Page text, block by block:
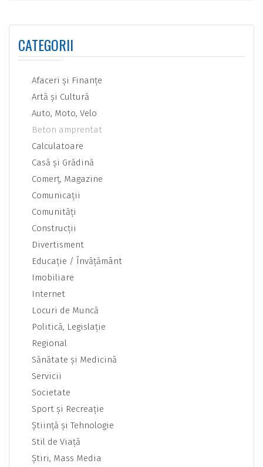
CATEGORII
Afaceri şi Finanţe
Artă şi Cultură
Auto, Moto, Velo
Beton amprentat
Calculatoare
Casă şi Grădină
Comerţ, Magazine
Comunicaţii
Comunităţi
Construcţii
Divertisment
Educaţie / Învăţământ
Imobiliare
Internet
Locuri de Muncă
Politică, Legislaţie
Regional
Sănătate şi Medicină
Servicii
Societate
Sport şi Recreaţie
Ştiinţă şi Tehnologie
Stil de Viaţă
Ştiri, Mass Media